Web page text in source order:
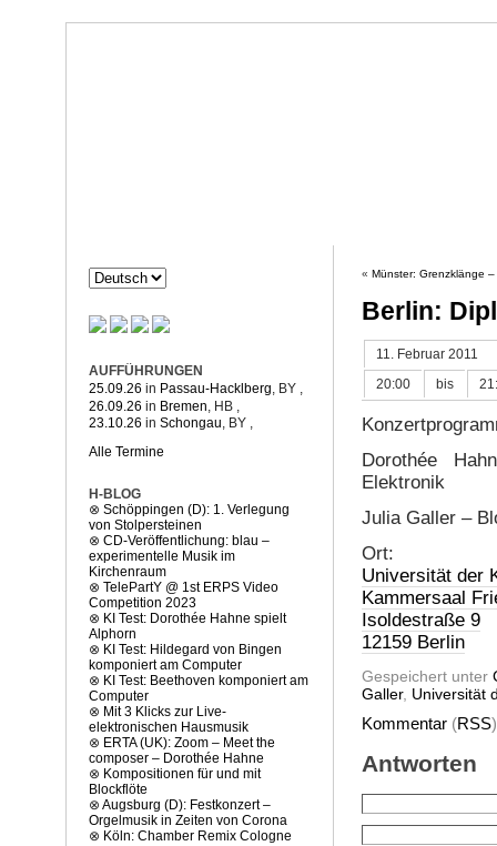
« Münster: Grenzklänge
Berlin:
11. Februar 2011
20:00
bis
Dorothée
Elektronik
Julia Galler –
Ort:
Universität der
Kammersaal
Isoldestraße 9
12159 Berlin
Gespeichert unter
Galler, Universität
Kommentar(RSS
Antworten
AUFFÜHRUNGEN
25.09.26 in Passau-Hacklberg , BY
26.09.26 in Bremen , HB
23.10.26 in Schongau, BY ,
Alle Termine
H-BLOG
⊗ Schöppingen (D): 1. Verlegung
von Stolpersteinen
⊗ CD-Veröffentlichung: blau –
experimentelle Musik im
Kirchenraum
⊗ TelePartY @ 1st ERPS Video
Competition 2023
⊗ KI Test: Dorothée Hahne spielt
Alphorn
⊗ KI Test: Hildegard von Bingen
komponiert am Computer
⊗ KI Test: Beethoven komponiert am
Computer
⊗ Mit 3 Klicks zur Live-
elektronischen Hausmusik
⊗ ERTA (UK): Zoom – Meet the
composer – Dorothée Hahne
⊗ Kompositionen für und mit
Blockflöte
⊗ Augsburg (D): Festkonzert –
Orgelmusik in Zeiten von Corona
⊗ Köln: Chamber Remix Cologne